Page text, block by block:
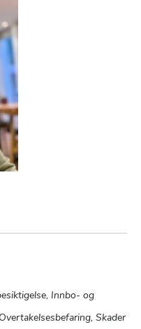
Innbo- og
Skader